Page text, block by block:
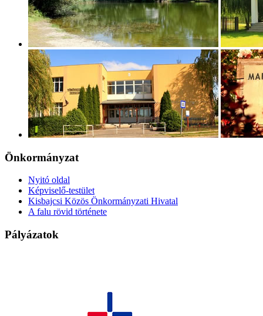
Önkormányzat
Nyitó oldal
Képviselő-testület
Kisbajcsi Közös Önkormányzati Hivatal
A falu rövid története
Pályázatok